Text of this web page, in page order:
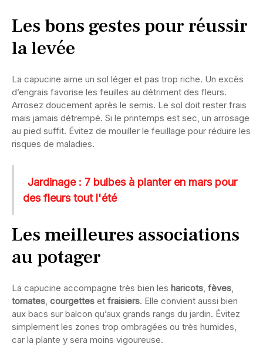
Les bons gestes pour réussir
la levée
La capucine aime un sol léger et pas trop riche. Un excès
d’engrais favorise les feuilles au détriment des fleurs.
Arrosez doucement après le semis. Le sol doit rester frais
mais jamais détrempé. Si le printemps est sec, un arrosage
au pied suffit. Évitez de mouiller le feuillage pour réduire les
risques de maladies.
Jardinage : 7 bulbes à planter en mars pour
des fleurs tout l'été
Les meilleures associations
au potager
La capucine accompagne très bien les haricots, fèves,
tomates, courgettes et fraisiers. Elle convient aussi bien
aux bacs sur balcon qu’aux grands rangs du jardin. Évitez
simplement les zones trop ombragées ou très humides,
car la plante y sera moins vigoureuse.